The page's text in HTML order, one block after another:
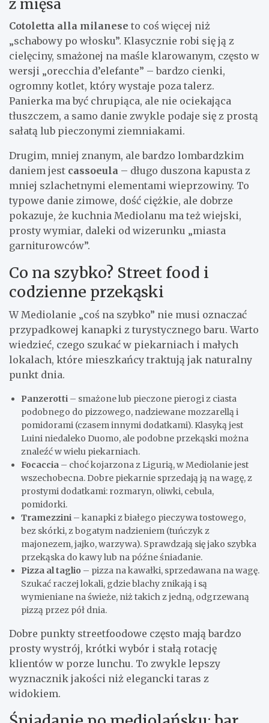
z mięsa
Cotoletta alla milanese to coś więcej niż
„schabowy po włosku”. Klasycznie robi się ją z
cielęciny, smażonej na maśle klarowanym, często w
wersji „orecchia d’elefante” – bardzo cienki,
ogromny kotlet, który wystaje poza talerz.
Panierka ma być chrupiąca, ale nie ociekająca
tłuszczem, a samo danie zwykle podaje się z prostą
sałatą lub pieczonymi ziemniakami.
Drugim, mniej znanym, ale bardzo lombardzkim
daniem jest cassoeula – długo duszona kapusta z
mniej szlachetnymi elementami wieprzowiny. To
typowe danie zimowe, dość ciężkie, ale dobrze
pokazuje, że kuchnia Mediolanu ma też wiejski,
prosty wymiar, daleki od wizerunku „miasta
garniturowców”.
Co na szybko? Street food i
codzienne przekąski
W Mediolanie „coś na szybko” nie musi oznaczać
przypadkowej kanapki z turystycznego baru. Warto
wiedzieć, czego szukać w piekarniach i małych
lokalach, które mieszkańcy traktują jak naturalny
punkt dnia.
Panzerotti – smażone lub pieczone pierogi z ciasta
podobnego do pizzowego, nadziewane mozzarellą i
pomidorami (czasem innymi dodatkami). Klasyką jest
Luini niedaleko Duomo, ale podobne przekąski można
znaleźć w wielu piekarniach.
Focaccia – choć kojarzona z Ligurią, w Mediolanie jest
wszechobecna. Dobre piekarnie sprzedają ją na wagę, z
prostymi dodatkami: rozmaryn, oliwki, cebula,
pomidorki.
Tramezzini – kanapki z białego pieczywa tostowego,
bez skórki, z bogatym nadzieniem (tuńczyk z
majonezem, jajko, warzywa). Sprawdzają się jako szybka
przekąska do kawy lub na późne śniadanie.
Pizza al taglio – pizza na kawałki, sprzedawana na wagę.
Szukać raczej lokali, gdzie blachy znikają i są
wymieniane na świeże, niż takich z jedną, odgrzewaną
pizzą przez pół dnia.
Dobre punkty streetfoodowe często mają bardzo
prosty wystrój, krótki wybór i stałą rotację
klientów w porze lunchu. To zwykle lepszy
wyznacznik jakości niż elegancki taras z
widokiem.